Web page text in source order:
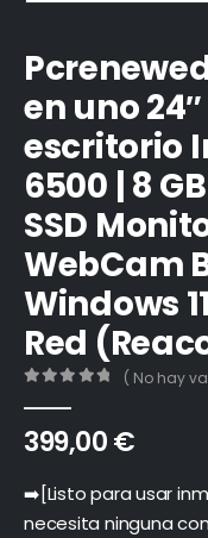
en uno
escritorio
6500 | 8
SSD
WebCam
Windows
Red
( No hay
399,00€
➡️[Listo para usar
necesita ninguna